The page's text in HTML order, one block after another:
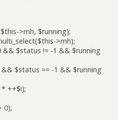
>mh, $running);
>mh);
$status != -1 && $running
$status == -1 && $running
++$i);
0);